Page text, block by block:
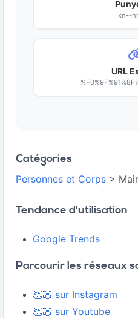
xn--
URL
Catégories
Personnes et Corps >
Tendance d'utilisation
Google Trends
Parcourir les réseaux
👏🏼 sur Instagram
👏🏼 sur Youtube